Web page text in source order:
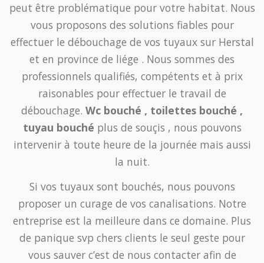
peut être problématique pour votre habitat. Nous
vous proposons des solutions fiables pour
effectuer le débouchage de vos tuyaux sur Herstal
et en province de liége . Nous sommes des
professionnels qualifiés, compétents et à prix
raisonables pour effectuer le travail de
débouchage. Wc bouché , toilettes bouché ,
tuyau bouché plus de souçis , nous pouvons
intervenir à toute heure de la journée mais aussi
la nuit.
Si vos tuyaux sont bouchés, nous pouvons
proposer un curage de vos canalisations. Notre
entreprise est la meilleure dans ce domaine. Plus
de panique svp chers clients le seul geste pour
vous sauver c’est de nous contacter afin de